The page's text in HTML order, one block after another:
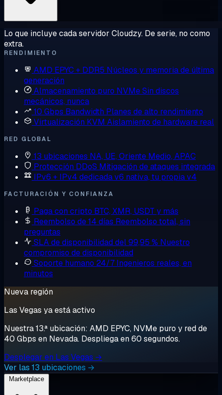
Lo que incluye cada servidor Cloudzy. De serie, no como
extra.
RENDIMIENTO
AMD EPYC + DDR5 Núcleos y memoria de última
generación
Almacenamiento puro NVMeSin discos
mecánicos, nunca
10 Gbps Bandwidth Planes de alto rendimiento
Virtualización KVM Aislamiento de hardware real
RED GLOBAL
13 ubicaciones NA, UE, Oriente Medio, APAC
Protección DDoS Mitigación de ataques integrada
IPv6 + IPv4 dedicadav6 nativa, tu propia v4
FACTURACIÓN Y CONFIANZA
Paga con cripto BTC, XMR, USDT y más
Reembolso de 14 días Reembolso total, sin
preguntas
SLA de disponibilidad del 99,95 % Nuestro
compromiso de disponibilidad
Soporte humano 24/7 Ingenieros reales, en
minutos
Nueva región
Las Vegas ya está activo
Nuestra 13.ª ubicación: AMD EPYC, NVMe puro y red de
40 Gbps en Nevada. Despliega en 60 segundos.
Desplegar en Las Vegas →
Ver las 13 ubicaciones →